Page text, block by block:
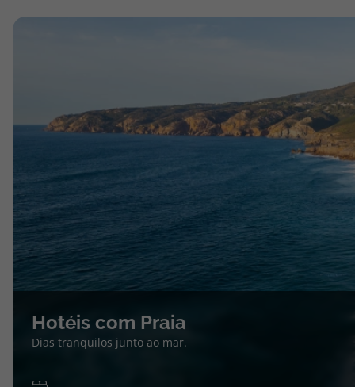
Hotéis com Praia
Dias tranquilos junto ao mar.